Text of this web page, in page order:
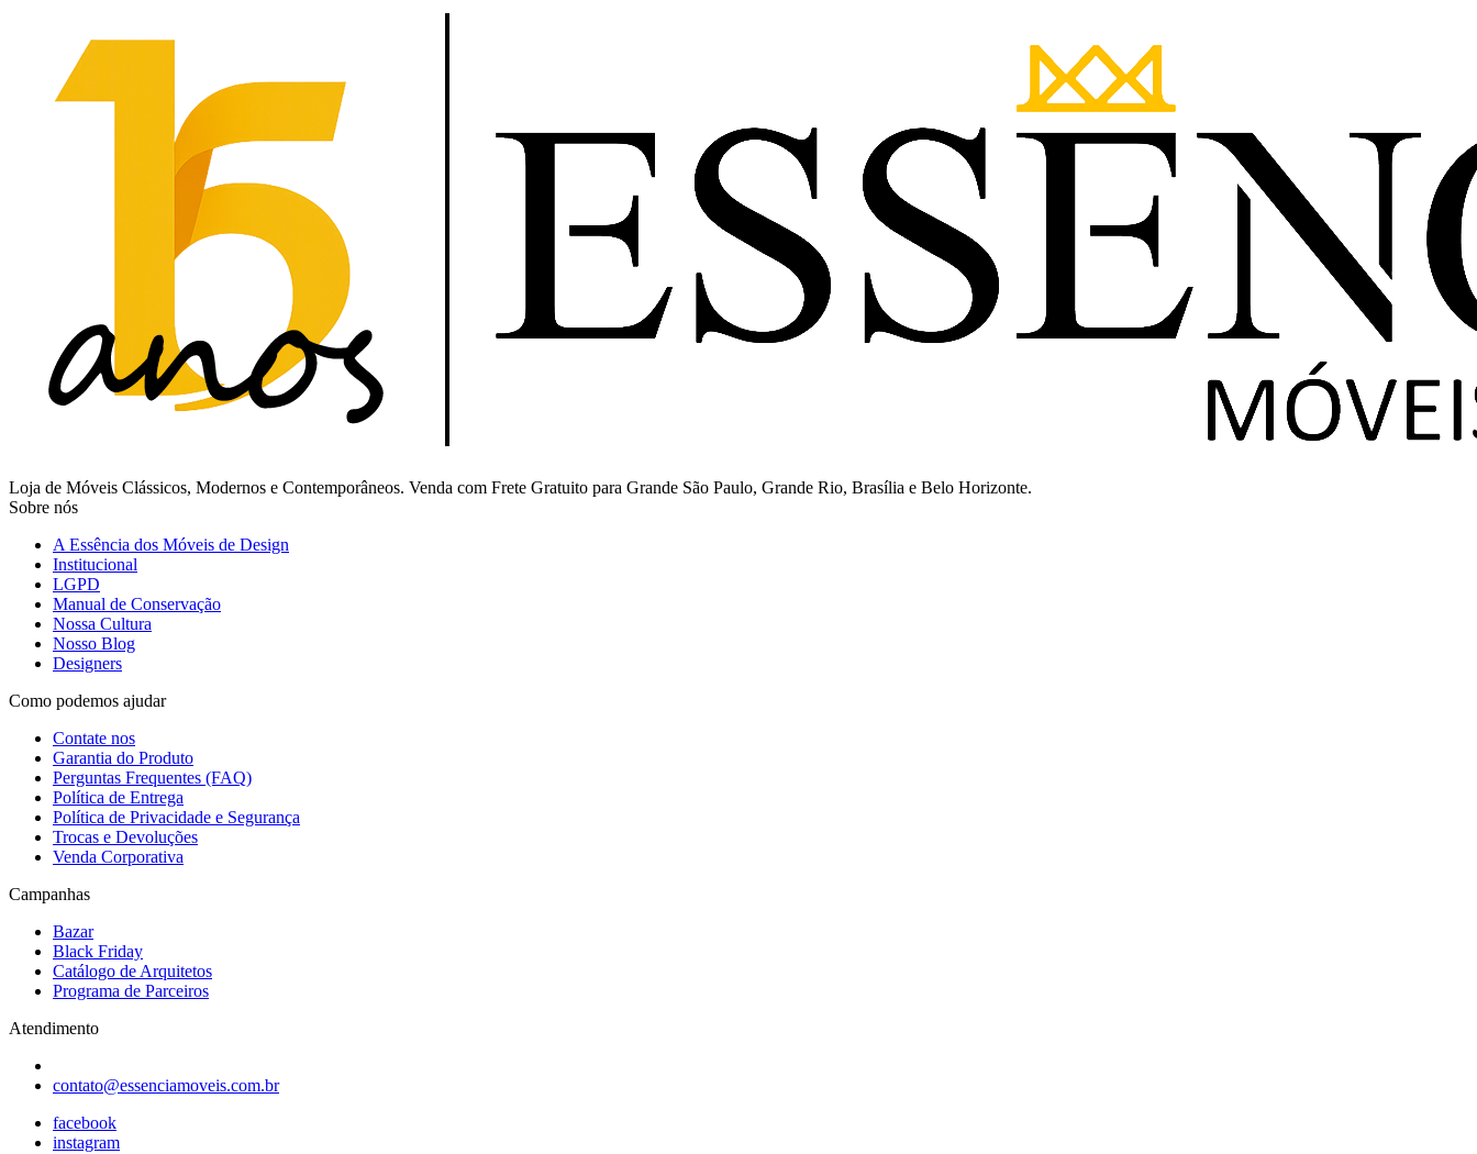
Loja de Móveis Clássicos, Modernos e Contemporâneos. Venda com Frete Gratuito para Grande São Paulo, Grande Rio, Brasília e Belo Horizonte.
Sobre nós
A Essência dos Móveis de Design
Institucional
LGPD
Manual de Conservação
Nossa Cultura
Nosso Blog
Designers
Como podemos ajudar
Contate nos
Garantia do Produto
Perguntas Frequentes (FAQ)
Política de Entrega
Política de Privacidade e Segurança
Trocas e Devoluções
Venda Corporativa
Campanhas
Bazar
Black Friday
Catálogo de Arquitetos
Programa de Parceiros
Atendimento
contato@essenciamoveis.com.br
facebook
instagram